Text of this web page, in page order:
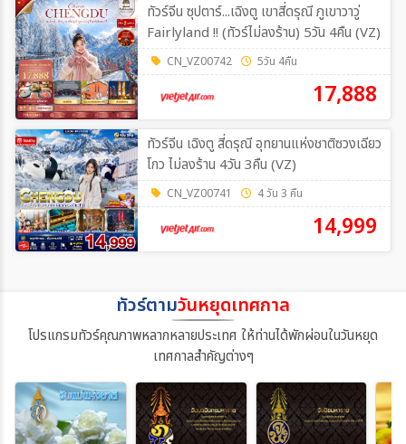
ทัวร์จีน ซุปตาร์...เฉิงตู เขาสี่ดรุณี ภูเขาวาวู่
Fairlyland !! (ทัวร์ไม่ลงร้าน) 5วัน 4คืน (VZ)
CN_VZ00742 5วัน 4คืน
17,888
ทัวร์จีน เฉิงตู สี่ดรุณี อุทยานแห่งชาติซวงเฉียว
โกว ไม่ลงร้าน 4วัน 3คืน (VZ)
CN_VZ00741 4 วัน 3 คืน
14,999
ทัวร์ตามวันหยุดเทศกาล
โปรแกรมทัวร์คุณภาพหลากหลายประเทศ ให้ท่านได้พักผ่อนในวันหยุด
เทศกาลสำคัญต่างๆ